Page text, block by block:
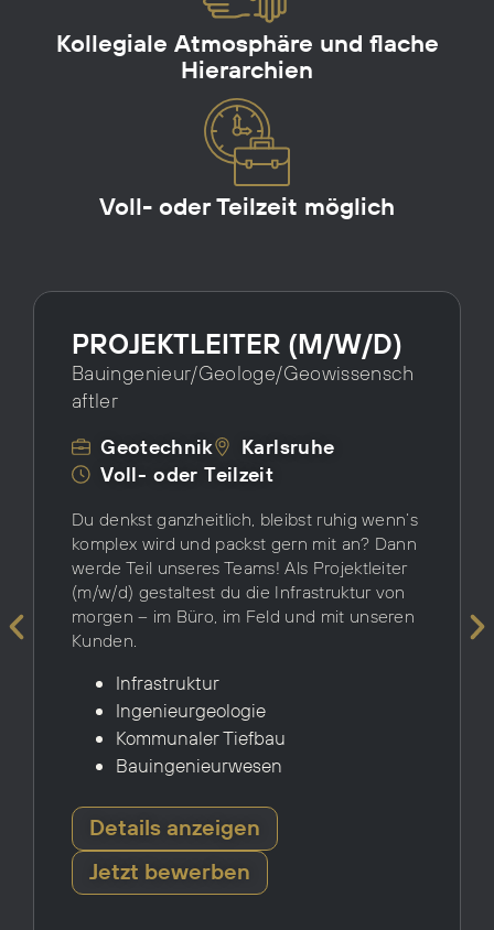
Kollegiale Atmosphäre und flache
Hierarchien
Voll- oder Teilzeit möglich
PROJEKTLEITER (M/W/D)
Bauingenieur/Geologe/Geowissensch
Aftler
Geotechnik
Karlsruhe
Voll- oder Teilzeit
Du denkst ganzheitlich, bleibst ruhig wenn’s
komplex wird und packst gern mit an? Dann
werde Teil unseres Teams! Als Projektleiter
(m/w/d) gestaltest du die Infrastruktur von
morgen – im Büro, im Feld und mit unseren
Kunden.
Infrastruktur
Ingenieurgeologie
Kommunaler Tiefbau
Bauingenieurwesen
Details anzeigen
Jetzt bewerben